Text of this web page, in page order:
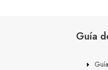
Guía